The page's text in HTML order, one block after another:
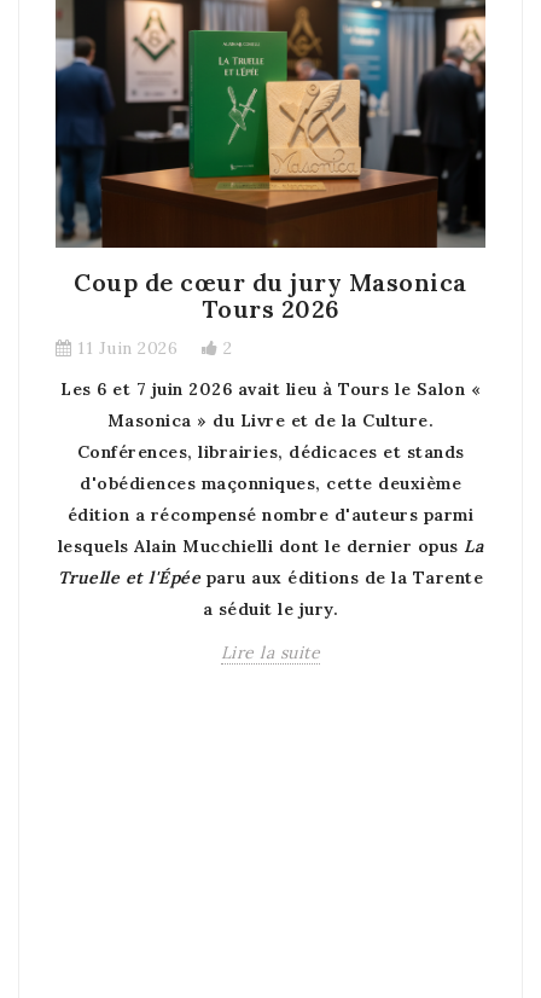
Coup de cœur du jury Masonica
Tours 2026
11 Juin 2026
2
Les 6 et 7 juin 2026 avait lieu à Tours le Salon «
Masonica » du Livre et de la Culture.
Conférences, librairies, dédicaces et stands
d'obédiences maçonniques, cette deuxième
édition a récompensé nombre d'auteurs parmi
lesquels Alain Mucchielli dont le dernier opusLa
Truelle et l'Épéeparu aux éditions de la Tarente
a séduit le jury.
Lire la suite